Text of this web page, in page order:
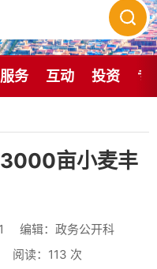
服务 互动 投资 专
亩小麦丰
编辑：政务公开科
阅读： 113 次